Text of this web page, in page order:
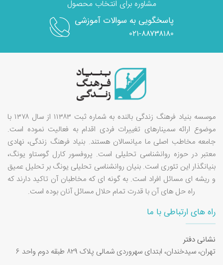
مشاوره برای انتخاب محصول
پاسخگویی به سوالات آموزشی
۰۲۱-۸۸۷۳۸۱۸۰
موسسه بنیاد فرهنگ زندگی بالنده به شماره ثبت ۱۱۳۸۳ از سال ۱۳۷۸ با
موضوع ارائه سمینارهای تغییرات فردی اقدام به فعالیت نموده است.
جامعه مخاطب اصلی ما میانسالان هستند. بنیاد فرهنگ زندگی، نهادی
معتبر در حوزه روانشناسی تحلیلی است. پروفسور کارل گوستاو یونگ،
بنیانگذار این تئوری است. بنیان روانشناسی تحلیلی یونگ بر تحلیل عمیق
و ریشه ای مسائل افراد است. به گونه ای که مخاطبان آن تاکید دارند که
راه حل های آن با قدرت تمام حلال مسائل آنان بوده است.
راه های ارتباطی با ما
نشانی دفتر
تهران، سیدخندان، ابتدای سهروردی شمالی پلاک ۸۲۹ طبقه دوم واحد ۶